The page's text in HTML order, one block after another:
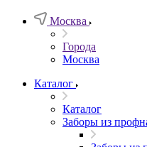
Москва
Города
Москва
Каталог
Каталог
Заборы из